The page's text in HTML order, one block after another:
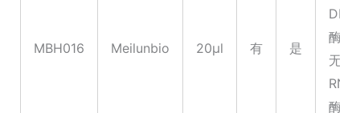
菌，MBH016 Meilunbio 20μl 有 是
DNA
酶、
无
RNA
酶